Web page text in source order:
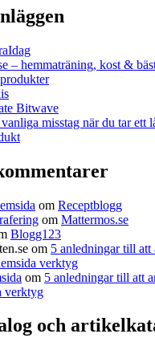
– hemmaträning, kost &
Bitwave
misstag när du tar ett
om Receptblogg
om Mattermos.se
Blogg123
om 5 anledningar till att
verktyg
om 5 anledningar till att
verktyg
och